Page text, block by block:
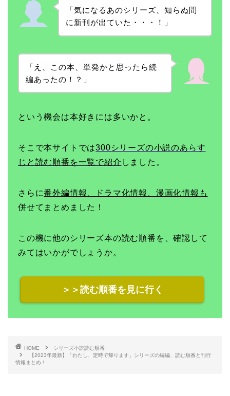
「気になるあのシリーズ、知らぬ間
に新刊が出ていた・・・！」
「え、この本、単発かと思ったら続
編あったの！？」
という機会は本好きには多いかと。
そこで本サイトでは300シリーズの小説のあらす
じと読む順番を一覧で紹介 しました。
さらに番外編情報、ドラマ化情報、漫画化情報も
併せてまとめました！
この機に他のシリーズ本の読む順番を、確認して
みてはいかがでしょうか。
＞＞読む順番を見に行く
HOME
シリーズ小説読む順番
【2023年最新】「わたし、定時で帰ります」シリーズの続編、読む順番と刊行
情報まとめ！
読書グッズ